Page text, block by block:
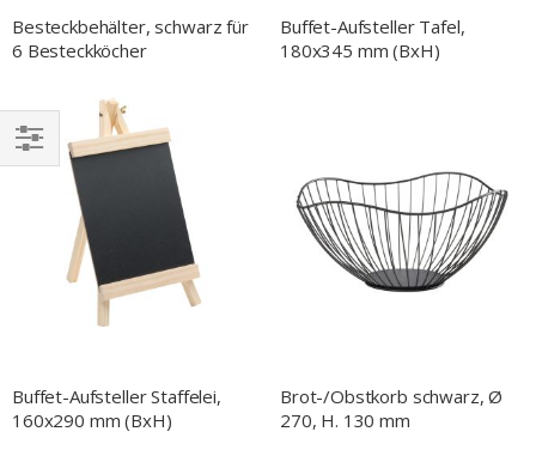
Besteckbehälter, schwarz für
6 Besteckköcher
Buffet-Aufsteller Tafel,
180x345 mm (BxH)
Buffet-Aufsteller Staffelei,
160x290 mm (BxH)
Brot-/Obstkorb schwarz, Ø
270, H. 130 mm
EINKAUFEN